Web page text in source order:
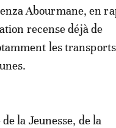
Abourmane, en
recense déjà de
les
la Jeunesse, de la